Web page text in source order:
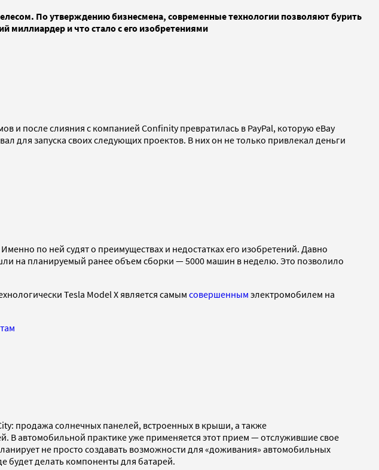
По утверждению бизнесмена, современные технологии позволяют бурить
и что стало с его изобретениями
и после слияния с компанией Confinity превратилась в PayPal, которую eBay
для запуска своих следующих проектов. В них он не только привлекал деньги
по ней судят о преимуществах и недостатках его изобретений. Давно
на планируемый ранее объем сборки — 5000 машин в неделю. Это позволило
Tesla Model X является самым совершенным электромобилем на
продажа солнечных панелей, встроенных в крыши, а также
В автомобильной практике уже применяется этот прием — отслужившие свое
не просто создавать возможности для «доживания» автомобильных
будет делать компоненты для батарей.